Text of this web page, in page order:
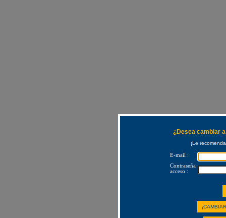
¿Desea cambiar
¡Le
E-mail :
Contraseña
acceso :